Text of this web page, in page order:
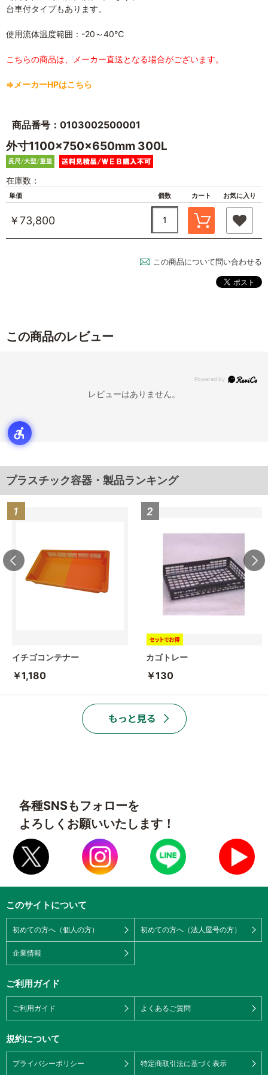
台車付タイプもあります。
使用流体温度範囲：-20～40℃
こちらの商品は、メーカー直送となる場合がございます。
⇒メーカーHPはこちら
商品番号：0103002500001
外寸1100×750×650mm 300L
在庫数：
単価 個数 カート お気に入り
￥73,800
この商品について問い合わせる
この商品のレビュー
レビューはありません。
プラスチック容器・製品ランキング
イチゴコンテナー
￥1,180
カゴトレー
￥130
各種SNSもフォローを
よろしくお願いいたします！
このサイトについて
初めての方へ（個人の方） 初めての方へ（法人屋号の方）
企業情報
ご利用ガイド
ご利用ガイド よくあるご質問
規約について
プライバシーポリシー 特定商取引法に基づく表示